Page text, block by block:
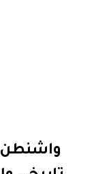
واشنطن